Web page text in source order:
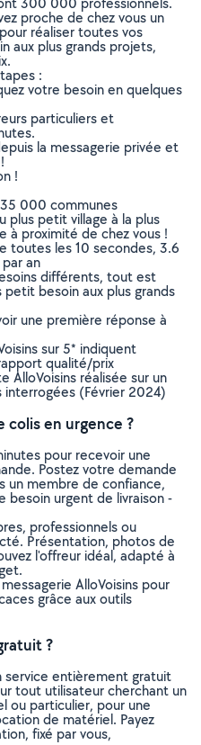
proche de chez vous un
réaliser toutes vos
aux plus grands projets,
:
votre besoin en quelques
particuliers et
la messagerie privée et
!
000 communes
plus petit village à la plus
à proximité de chez vous !
toutes les 10 secondes, 3.6
an
différents, tout est
petit besoin aux plus grands
une première réponse à
sur 5* indiquent
qualité/prix
AlloVoisins réalisée sur un
interrogées (Février 2024)
colis en urgence ?
pour recevoir une
Postez votre demande
un membre de confiance,
besoin urgent de livraison -
professionnels ou
Présentation, photos de
l'offreur idéal, adapté à
AlloVoisins pour
grâce aux outils
?
service entièrement gratuit
tout utilisateur cherchant un
ou particulier, pour une
de matériel. Payez
fixé par vous,